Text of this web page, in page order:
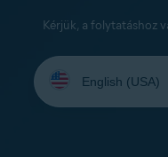
Kérjük, a folytatáshoz
your